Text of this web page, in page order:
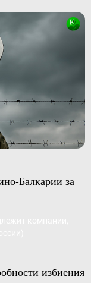
Балкарии за
избиения